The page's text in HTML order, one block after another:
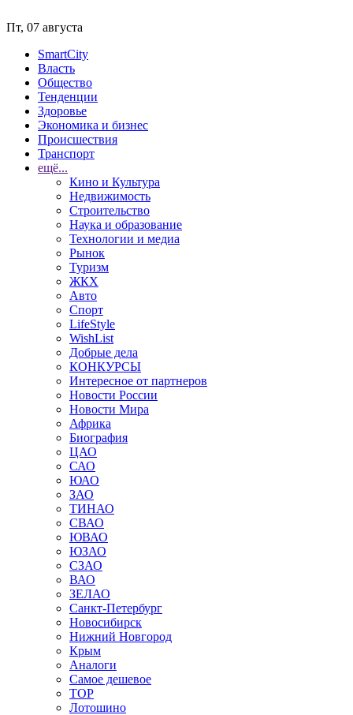
Пт, 07 августа
SmartCity
Власть
Общество
Тенденции
Здоровье
Экономика и бизнес
Происшествия
Транспорт
ещё...
Кино и Культура
Недвижимость
Строительство
Наука и образование
Технологии и медиа
Рынок
Туризм
ЖКХ
Авто
Спорт
LifeStyle
WishList
Добрые дела
КОНКУРСЫ
Интересное от партнеров
Новости России
Новости Мира
Африка
Биография
ЦАО
САО
ЮАО
ЗАО
ТИНАО
СВАО
ЮВАО
ЮЗАО
СЗАО
ВАО
ЗЕЛАО
Санкт-Петербург
Новосибирск
Нижний Новгород
Крым
Аналоги
Самое дешевое
TOP
Лотошино